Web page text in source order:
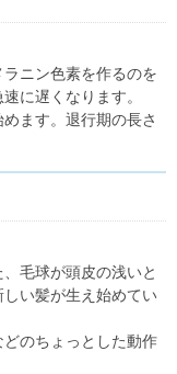
ニン色素を作るのを
に遅くなります。
ます。退行期の長さ
毛球が頭皮の浅いと
い髪が生え始めてい
のちょっとした動作